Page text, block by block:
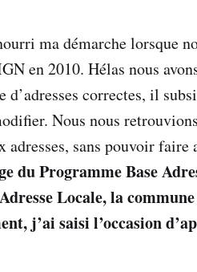
ma démarche lorsque
en 2010. Hélas nous
d’adresses correctes, il
Nous nous
adresses, sans pouvoir faire
du Programme Base
Locale, la
j’ai saisi l’occasion